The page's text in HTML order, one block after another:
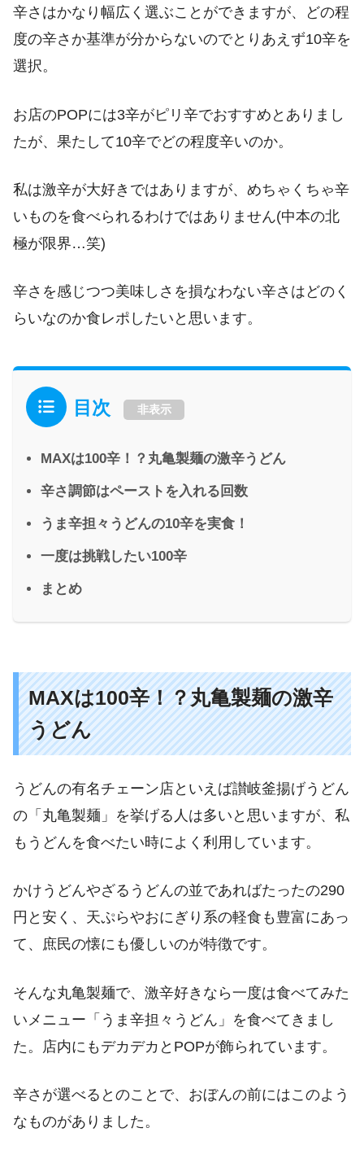
辛さはかなり幅広く選ぶことができますが、どの程
度の辛さか基準が分からないのでとりあえず10辛を
選択。
お店のPOPには3辛がピリ辛でおすすめとありまし
たが、果たして10辛でどの程度辛いのか。
私は激辛が大好きではありますが、めちゃくちゃ辛
いものを食べられるわけではありません(中本の北
極が限界…笑)
辛さを感じつつ美味しさを損なわない辛さはどのく
らいなのか食レポしたいと思います。
目次 非表示
MAXは100辛！？丸亀製麺の激辛うどん
辛さ調節はペーストを入れる回数
うま辛担々うどんの10辛を実食！
一度は挑戦したい100辛
まとめ
MAXは100辛！？丸亀製麺の激辛
うどん
うどんの有名チェーン店といえば讃岐釜揚げうどん
の「丸亀製麺」を挙げる人は多いと思いますが、私
もうどんを食べたい時によく利用しています。
かけうどんやざるうどんの並であればたったの290
円と安く、天ぷらやおにぎり系の軽食も豊富にあっ
て、庶民の懐にも優しいのが特徴です。
そんな丸亀製麺で、激辛好きなら一度は食べてみた
いメニュー「うま辛担々うどん」を食べてきまし
た。店内にもデカデカとPOPが飾られています。
辛さが選べるとのことで、おぼんの前にはこのよう
なものがありました。